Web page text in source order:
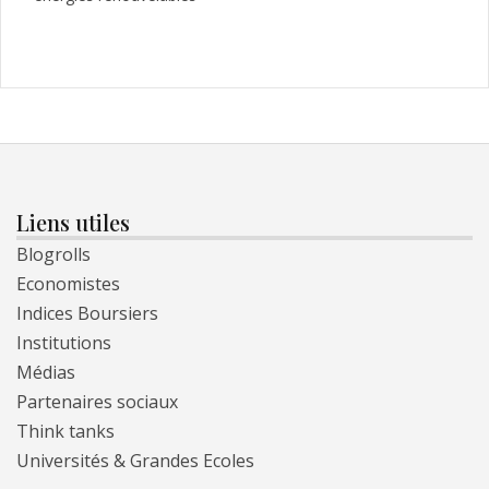
Liens utiles
Blogrolls
Economistes
Indices Boursiers
Institutions
Médias
Partenaires sociaux
Think tanks
Universités & Grandes Ecoles